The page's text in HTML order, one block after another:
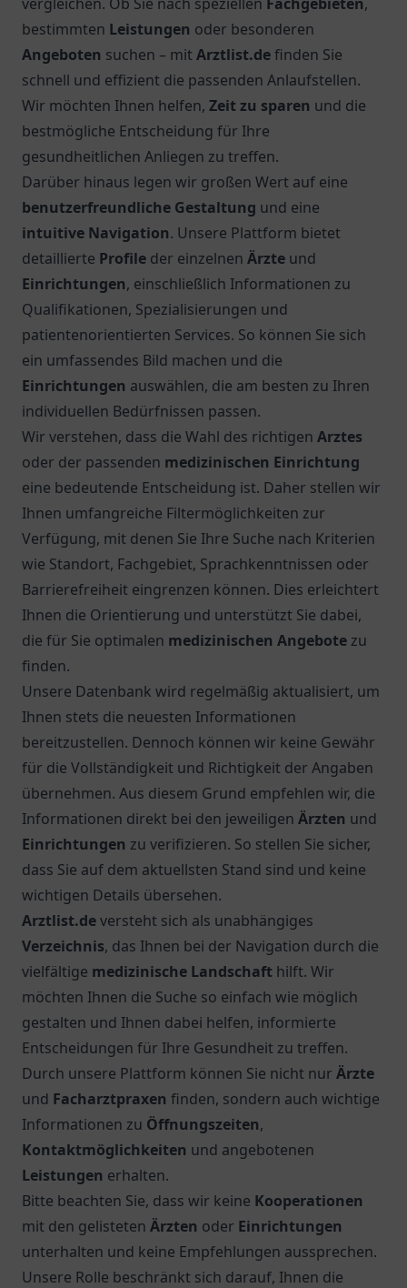
bestimmten Leistungen oder besonderen
Angeboten suchen – mit Arztlist.definden Sie
schnell und effizient die passenden Anlaufstellen.
Wir möchten Ihnen helfen, Zeit zu sparen und die
bestmögliche Entscheidung für Ihre
gesundheitlichen Anliegen zu treffen.
Darüber hinaus legen wir großen Wert auf eine
benutzerfreundliche Gestaltung und eine
intuitive Navigation. Unsere Plattform bietet
detaillierte Profile der einzelnen Ärzte und
Einrichtungen, einschließlich Informationen zu
Qualifikationen, Spezialisierungen und
patientenorientierten Services. So können Sie sich
ein umfassendes Bild machen und die
Einrichtungen auswählen, die am besten zu Ihren
individuellen Bedürfnissen passen.
Wir verstehen, dass die Wahl des richtigen Arztes
oder der passenden medizinischen Einrichtung
eine bedeutende Entscheidung ist. Daher stellen wir
Ihnen umfangreiche Filtermöglichkeiten zur
Verfügung, mit denen Sie Ihre Suche nach Kriterien
wie Standort, Fachgebiet, Sprachkenntnissen oder
Barrierefreiheit eingrenzen können. Dies erleichtert
Ihnen die Orientierung und unterstützt Sie dabei,
die für Sie optimalen medizinischen Angebote zu
finden.
Unsere Datenbank wird regelmäßig aktualisiert, um
Ihnen stets die neuesten Informationen
bereitzustellen. Dennoch können wir keine Gewähr
für die Vollständigkeit und Richtigkeit der Angaben
übernehmen. Aus diesem Grund empfehlen wir, die
Informationen direkt bei den jeweiligen Ärzten und
Einrichtungen zu verifizieren. So stellen Sie sicher,
dass Sie auf dem aktuellsten Stand sind und keine
wichtigen Details übersehen.
Arztlist.deversteht sich als unabhängiges
Verzeichnis, das Ihnen bei der Navigation durch die
vielfältige medizinische Landschaft hilft. Wir
möchten Ihnen die Suche so einfach wie möglich
gestalten und Ihnen dabei helfen, informierte
Entscheidungen für Ihre Gesundheit zu treffen.
Durch unsere Plattform können Sie nicht nur Ärzte
und Facharztpraxen finden, sondern auch wichtige
Informationen zu Öffnungszeiten,
Kontaktmöglichkeiten und angebotenen
Leistungen erhalten.
Bitte beachten Sie, dass wir keine Kooperationen
mit den gelisteten Ärzten oder Einrichtungen
unterhalten und keine Empfehlungen aussprechen.
Unsere Rolle beschränkt sich darauf, Ihnen die